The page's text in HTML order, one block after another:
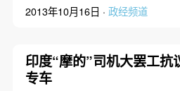
2013年10月16日 · 政经频道
印度“摩的”司机大罢工抗
专车